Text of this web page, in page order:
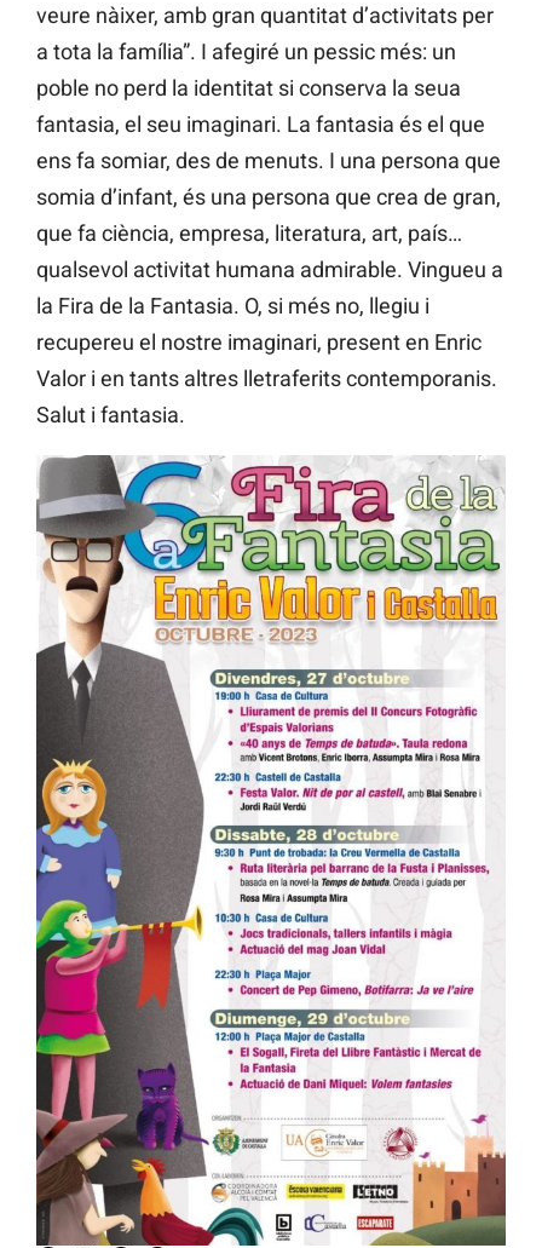
veure nàixer, amb gran quantitat d’activitats per
a tota la família”. I afegiré un pessic més: un
poble no perd la identitat si conserva la seua
fantasia, el seu imaginari. La fantasia és el que
ens fa somiar, des de menuts. I una persona que
somia d’infant, és una persona que crea de gran,
que fa ciència, empresa, literatura, art, país…
qualsevol activitat humana admirable. Vingueu a
la Fira de la Fantasia. O, si més no, llegiu i
recupereu el nostre imaginari, present en Enric
Valor i en tants altres lletraferits contemporanis.
Salut i fantasia.